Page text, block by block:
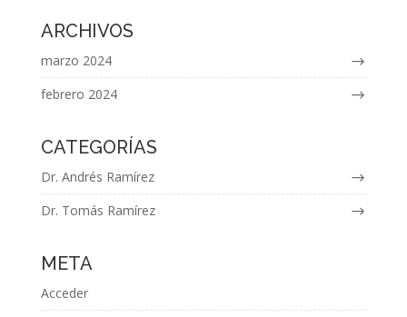
ARCHIVOS
marzo 2024
febrero 2024
CATEGORÍAS
Dr. Andrés Ramírez
Dr. Tomás Ramírez
META
Acceder